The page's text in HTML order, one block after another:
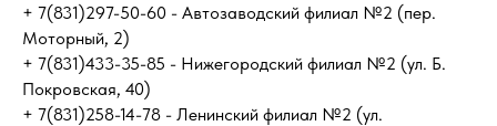
+ 7(831)297-50-60 - Автозаводский филиал №2 (пер.
Моторный, 2)
+ 7(831)433-35-85 - Нижегородский филиал №2 (ул. Б.
Покровская, 40)
+ 7(831)258-14-78 - Ленинский филиал №2 (ул.